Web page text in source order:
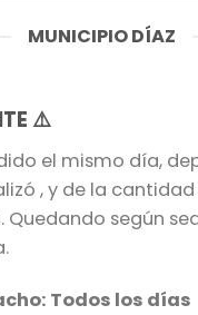
MUNICIPIO DÍAZ
⚠️
el mismo día,
, y de la
Quedando según
Todos los días